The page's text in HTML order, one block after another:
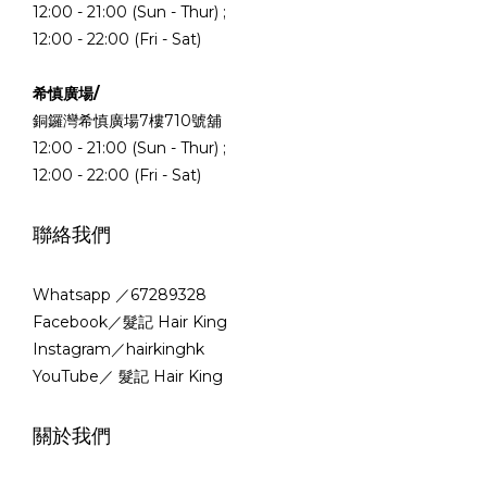
12:00 - 21:00 (Sun - Thur) ;
12:00 - 22:00 (Fri - Sat)
希慎廣場/
銅鑼灣希慎廣場7樓710號舖
12:00 - 21:00 (Sun - Thur) ;
12:00 - 22:00 (Fri - Sat)
聯絡我們
Whatsapp ／67289328
Facebook／髮記 Hair King
Instagram／hairkinghk
YouTube／ 髮記 Hair King
關於我們